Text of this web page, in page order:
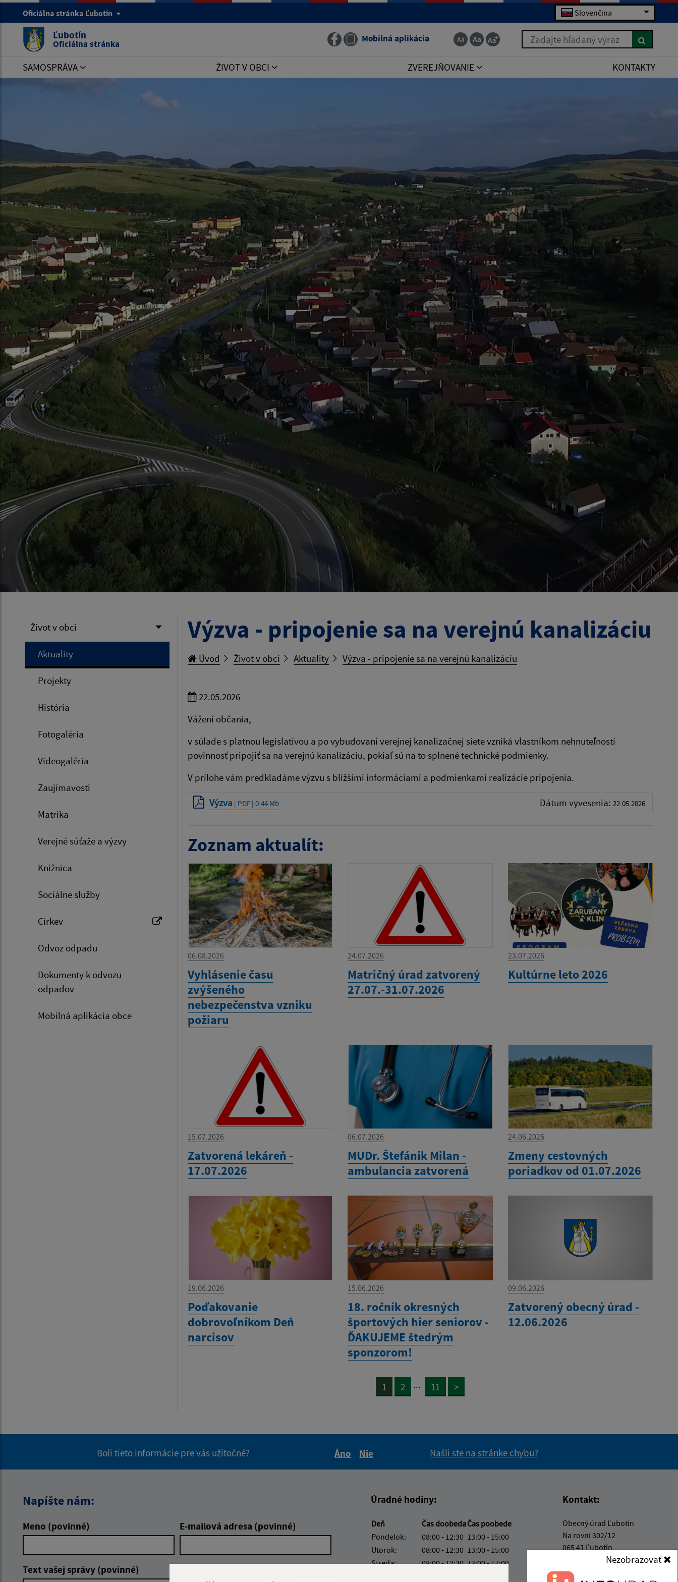
Nezobrazovať
Oficiálna stránka Ľubotín Slovenčina
Ľubotín
Oficiálna stránka Mobilná aplikácia Zadajte hľadaný výraz
SAMOSPRÁVA ŽIVOT V OBCI ZVEREJŇOVANIE KONTAKTY
Život v obci
Aktuality
Projekty
História
Fotogaléria
Videogaléria
Zaujímavosti
Matrika
Verejné súťaže a výzvy
Knižnica
Sociálne služby
Cirkev
Odvoz odpadu
Dokumenty k odvozu
odpadov
Mobilná aplikácia obce
Výzva - pripojenie sa na verejnú kanalizáciu
Úvod Život v obci Aktuality Výzva - pripojenie sa na verejnú kanalizáciu
22.05.2026
Vážení občania,
v súlade s platnou legislatívou a po vybudovaní verejnej kanalizačnej siete vzniká vlastníkom nehnuteľností
povinnosť pripojiť sa na verejnú kanalizáciu, pokiaľ sú na to splnené technické podmienky.
V prílohe vám predkladáme výzvu s bližšími informáciami a podmienkami realizácie pripojenia.
Výzva | PDF | 0.44 Mb Dátum vyvesenia: 22.05.2026
Zoznam aktualít:
06.08.2026
Vyhlásenie času
zvýšeného
nebezpečenstva vzniku
požiaru
24.07.2026
Matričný úrad zatvorený
27.07.-31.07.2026
23.07.2026
Kultúrne leto 2026
15.07.2026
Zatvorená lekáreň -
17.07.2026
06.07.2026
MUDr. Štefánik Milan -
ambulancia zatvorená
24.06.2026
Zmeny cestovných
poriadkov od 01.07.2026
19.06.2026
Poďakovanie
dobrovoľníkom Deň
narcisov
15.06.2026
18. ročník okresných
športových hier seniorov -
ĎAKUJEME štedrým
sponzorom!
09.06.2026
Zatvorený obecný úrad -
12.06.2026
1 2 ... 11 >
Boli tieto informácie pre vás užitočné?
Áno
Nie
Našli ste na stránke chybu?
Napíšte nám:
Meno (povinné) E-mailová adresa (povinné)
Text vašej správy (povinné)
Úradné hodiny:
Deň Čas doobedaČas poobede
Pondelok:
08:00 - 12:30 13:00 - 15:00
Utorok:
08:00 - 12:30 13:00 - 15:00
Streda:
08:00 - 12:30 13:00 - 17:00
Kontakt:
Obecný úrad Ľubotín
Na rovni 302/12
065 41 Ľubotín
+421 52 49 21 311